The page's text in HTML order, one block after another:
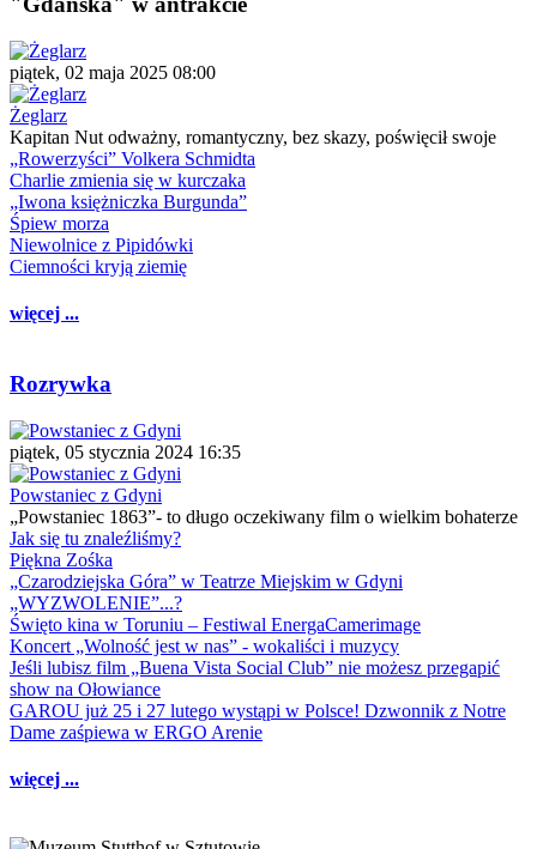
piątek, 02 maja 2025 08:00
Żeglarz
Kapitan Nut odważny, romantyczny, bez skazy, poświęcił swoje
„Rowerzyści” Volkera Schmidta
Charlie zmienia się w kurczaka
„Iwona księżniczka Burgunda”
Śpiew morza
Niewolnice z Pipidówki
Ciemności kryją ziemię
więcej ...
Rozrywka
piątek, 05 stycznia 2024 16:35
Powstaniec z Gdyni
„Powstaniec 1863”- to długo oczekiwany film o wielkim bohaterze
Jak się tu znaleźliśmy?
Piękna Zośka
„Czarodziejska Góra” w Teatrze Miejskim w Gdyni
„WYZWOLENIE”...?
Święto kina w Toruniu – Festiwal EnergaCamerimage
Koncert „Wolność jest w nas” - wokaliści i muzycy
Jeśli lubisz film „Buena Vista Social Club” nie możesz przegapić
show na Ołowiance
GAROU już 25 i 27 lutego wystąpi w Polsce! Dzwonnik z Notre
Dame zaśpiewa w ERGO Arenie
więcej ...